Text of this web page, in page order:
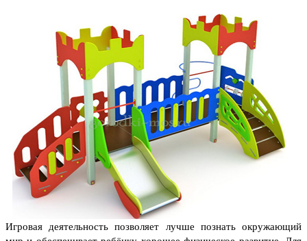
Игровая деятельность позволяет лучше познать окружающий